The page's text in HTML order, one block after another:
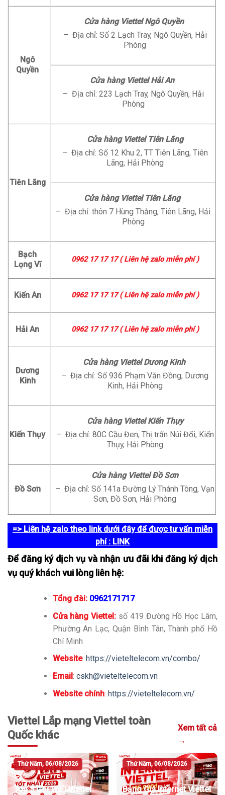
Ngô
Quyền
Cửa hàng Viettel Ngô Quyền
– Địa chỉ: Số 2 Lạch Tray, Ngô Quyền, Hải
Phòng
Cửa hàng Viettel Hải An
– Địa chỉ: 223 Lạch Tray, Ngô Quyền, Hải
Phòng
Tiên Lãng
Cửa hàng Viettel Tiên Lãng
– Địa chỉ: Số 12 Khu 2, TT Tiên Lãng, Tiên
Lãng, Hải Phòng
Cửa hàng Viettel Tiên Lãng
– Địa chỉ: thôn 7 Hùng Thắng, Tiên Lãng, Hải
Phòng
Bạch
Lọng Vĩ
0962 17 17 17 ( Liên hệ zalo miễn phí )
Kiến An 0962 17 17 17 ( Liên hệ zalo miễn phí )
Hải An 0962 17 17 17 ( Liên hệ zalo miễn phí )
Dương
Kinh
Cửa hàng Viettel Dương Kinh
– Địa chỉ: Số 936 Phạm Văn Đồng, Dương
Kinh, Hải Phòng
Kiến Thụy
Cửa hàng Viettel Kiến Thụy
– Địa chỉ: 80C Cầu Đen, Thị trấn Núi Đối, Kiến
Thụy, Hải Phòng
Đồ Sơn
Cửa hàng Viettel Đồ Sơn
– Địa chỉ: Số 141a Đường Lý Thánh Tông, Vạn
Sơn, Đồ Sơn, Hải Phòng
=> Liên hệ zalo theo link dưới đây để được tư vấn miễn
phí: LINK
Để đăng ký dịch vụ và nhận ưu đãi khi đăng ký dịch
vụ quý khách vui lòng liên hệ:
Tổng đài: 0962171717
Cửa hàng Viettel: số 419 Đường Hồ Học Lãm,
Phường An Lạc, Quận Bình Tân, Thành phố Hồ
Chí Minh
Website: https://vieteltelecom.vn/combo/
Email: cskh@vieteltelecom.vn
Website chính: https://vieteltelecom.vn/
Viettel Lắp mạng Viettel toàn
Quốc khác
Xem tất cả
→
Thứ Năm, 06/08/2026
Top 5 Gói WiFi Viettel
Thứ Năm, 06/08/2026
Bảng Giá Internet Viettel